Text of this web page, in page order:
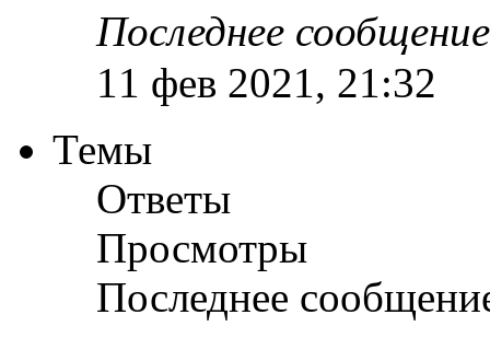
Последнее
11 фев 2021, 21:32
Темы
Ответы
Просмотры
Последнее